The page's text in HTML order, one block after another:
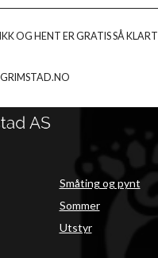
OG HENT ER GRATIS SÅ KLART
Småting og pynt
Sommer
Utstyr